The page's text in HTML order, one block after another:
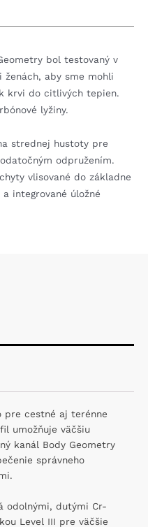
bol testovaný v
aby sme mohli
krvi do citlivých tepien.
lyžiny.
strednej hustoty pre
odpružením.
vlisované do základne
integrované úložné
pre cestné aj terénne
umožňuje väčšiu
kanál Body Geometry
správneho
odolnými, dutými Cr-
Level III pre väčšie